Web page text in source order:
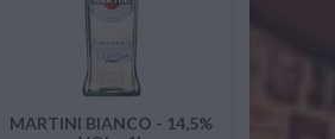
MARTINI BIANCO - 14,5%